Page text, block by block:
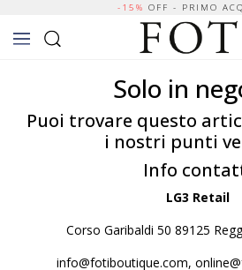
-15% OFF - PRIMO
Solo in
Puoi trovare questo
i nostri punti
Info
LG3 Retail
Corso Garibaldi 50 89125
info@fotiboutique.com,